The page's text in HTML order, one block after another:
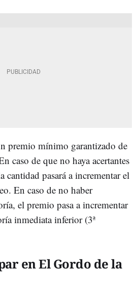
premio mínimo garantizado de
caso de que no haya acertantes
cantidad pasará a incrementar el
En caso de no haber
el premio pasa a incrementar
inmediata inferior (3ª
en El Gordo de la